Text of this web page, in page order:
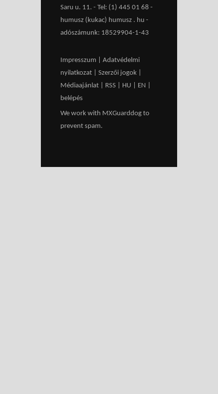
Saru u. 11. - Tel: (1) 445 01 68 -
humusz (kukac) humusz . hu -
adószámunk: 18529904-1-43
Impresszum
Adatvédelmi
nyilatkozat
Szerzői jogok
Médiaajánlat
RSS HU EN
belépés
We work with MXGuarddog to
prevent spam.